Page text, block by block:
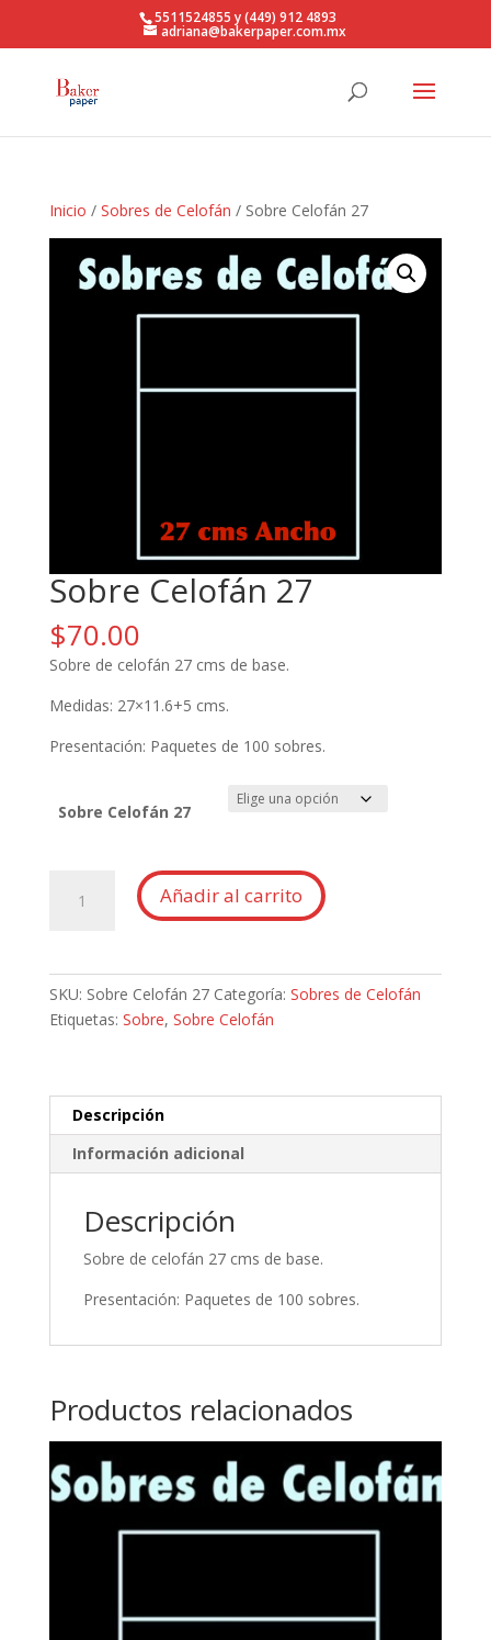
5511524855 y (449) 912 4893
adriana@bakerpaper.com.mx
Inicio / Sobres de Celofán / Sobre Celofán 27
Sobre Celofán 27
$70.00
Sobre de celofán 27 cms de base.
Medidas: 27×11.6+5 cms.
Presentación: Paquetes de 100 sobres.
Sobre Celofán 27
Celofán
Añadir al carrito
SKU: Sobre Celofán 27 Categoría: Sobres de Celofán
Etiquetas: Sobre, Sobre Celofán
Descripción
Información adicional
Descripción
Sobre de celofán 27 cms de base.
Presentación: Paquetes de 100 sobres.
Productos relacionados